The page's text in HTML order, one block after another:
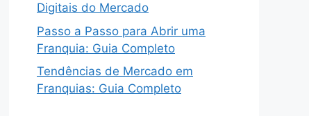
Digitais do Mercado
Passo a Passo para Abrir uma
Franquia: Guia Completo
Tendências de Mercado em
Franquias: Guia Completo